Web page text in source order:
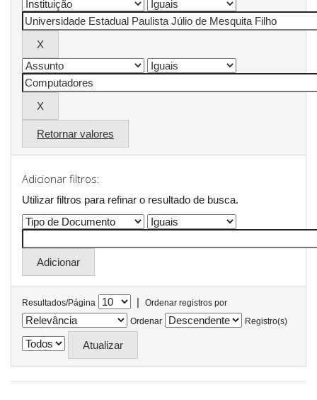
Retornar valores
Adicionar filtros:
Utilizar filtros para refinar o resultado de busca.
Resultados/Página |
Ordenar registros por
Ordenar
Registro(s)